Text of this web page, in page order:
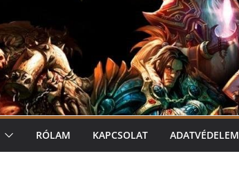
RÓLAM KAPCSOLAT ADATVÉDELEM